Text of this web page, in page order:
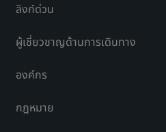
ลิงก์ด่วน
ผู้เชี่ยวชาญด้านการเดินทาง
องค์กร
กฎหมาย